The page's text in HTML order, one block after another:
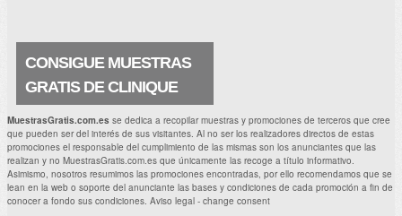
CONSIGUE MUESTRAS
GRATIS DE CLINIQUE
Ahora puedes hacerte con una muestra
gratuita de Surge 72 ¡¡Me encantará
conseguir esta muestra de un producto
CLINIQUE Antiage estupendo!! . Muestras
Gratis Relacionadas: Prueba.
MuestrasGratis.com.es se dedica a recopilar muestras y promociones de terceros que cree
que pueden ser del interés de sus visitantes. Al no ser los realizadores directos de estas
promociones el responsable del cumplimiento de las mismas son los anunciantes que las
realizan y no MuestrasGratis.com.es que únicamente las recoge a título informativo.
Asimismo, nosotros resumimos las promociones encontradas, por ello recomendamos que se
lean en la web o soporte del anunciante las bases y condiciones de cada promoción a fin de
conocer a fondo sus condiciones. Aviso legal - change consent